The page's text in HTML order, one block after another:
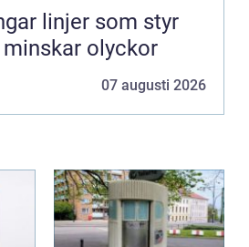
linjer som styr
olyckor
07 augusti 2026